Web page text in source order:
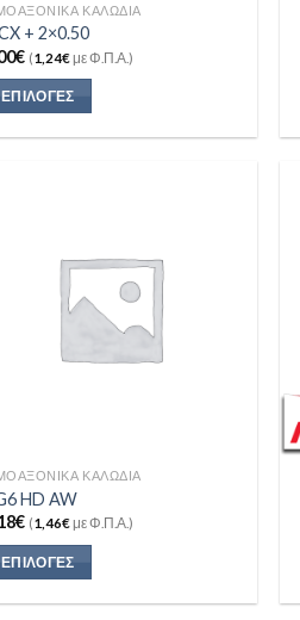
ΚΑΛΏΔΙΑ
+ 2×0.50
€ (1,24€με Φ.Π.Α.)
ΕΠΙΛΟΓΈΣ
ΚΑΛΏΔΙΑ
HD AW
€ (1,46€με Φ.Π.Α.)
ΕΠΙΛΟΓΈΣ